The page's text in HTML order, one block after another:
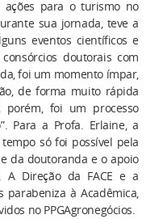
ações para o turismo no
sua jornada, teve a
eventos científicos e
doutorais com
foi um momento ímpar,
de forma muito rápida
porém, foi um processo
Para a Profa. Erlaine, a
só foi possível pela
da doutoranda e o apoio
A Direção da FACE e a
parabeniza à Acadêmica,
no PPGAgronegócios.